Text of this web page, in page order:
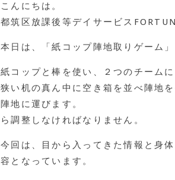
こんにちは。
都筑区放課後等デイサービス
本日は、「紙コップ陣地取りゲーム」
紙コップと棒を使い、２つのチーム
狭い机の真ん中に空き箱を並べ陣地
陣地に運びます。 ま
ら調整しなければなりません。
今回は、目から入ってきた情報と身
容となっています。